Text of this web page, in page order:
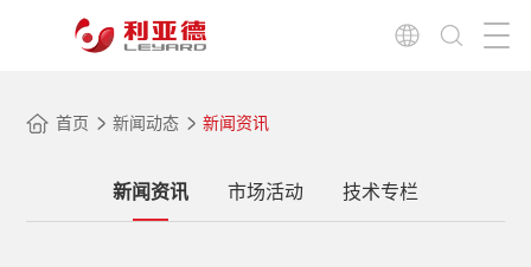
首页 新闻动态 新闻资讯
新闻资讯 市场活动 技术专栏